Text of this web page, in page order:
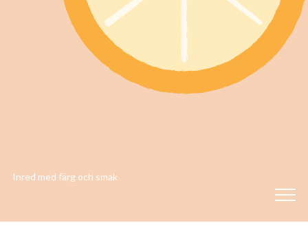
Inred med färg och smak